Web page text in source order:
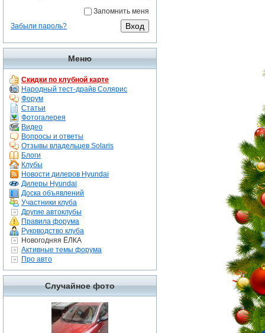
Запомнить меня
Забыли пароль?
Меню
Скидки по клубной карте
Народный тест-драйв Солярис
Форум
Статьи
Фотогалерея
Видео
Вопросы и ответы
Отзывы владельцев Solaris
Блоги
Клубы
Новости дилеров Hyundai
Дилеры Hyundai
Доска объявлений
Участники клуба
Другие автоклубы
Правила форума
Руководство клуба
Новогодняя ЁЛКА
Активные темы форума
Про авто
Случайное фото